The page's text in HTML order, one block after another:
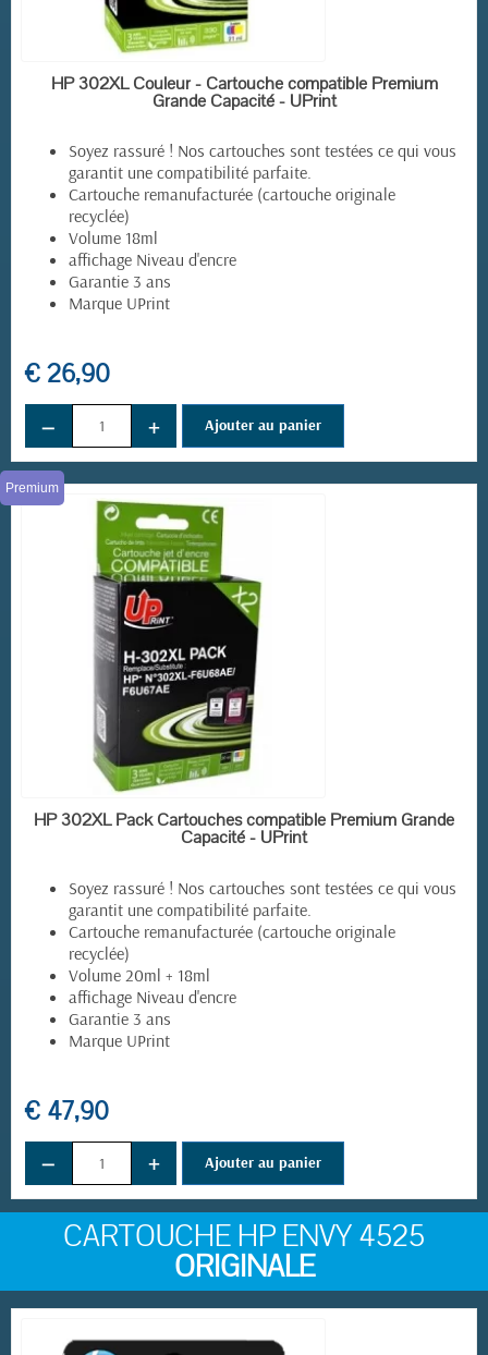
EN STOCK
HP 302XL Couleur - Cartouche compatible Premium
Grande Capacité - UPrint
Soyez rassuré ! Nos cartouches sont testées ce qui vous
garantit une compatibilité parfaite.
Cartouche remanufacturée (cartouche originale
recyclée)
Volume 18ml
affichage Niveau d'encre
Garantie 3 ans
Marque UPrint
€ 26,90
− + Ajouter au panier
EN STOCK
Premium
HP 302XL Pack Cartouches compatible Premium Grande
Capacité - UPrint
Soyez rassuré ! Nos cartouches sont testées ce qui vous
garantit une compatibilité parfaite.
Cartouche remanufacturée (cartouche originale
recyclée)
Volume 20ml + 18ml
affichage Niveau d'encre
Garantie 3 ans
Marque UPrint
€ 47,90
− + Ajouter au panier
CARTOUCHE HP ENVY 4525
ORIGINALE